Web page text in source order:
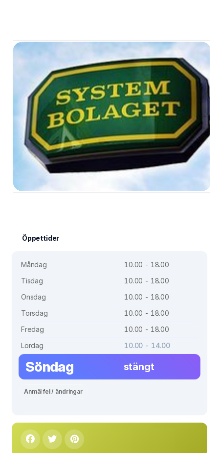
Öppettider
Måndag
10.00 - 18.00
Tisdag
10.00 - 18.00
Onsdag
10.00 - 18.00
Torsdag
10.00 - 18.00
Fredag
10.00 - 18.00
Lördag
10.00 - 14.00
Söndag stängt
Anmäl fel / ändringar